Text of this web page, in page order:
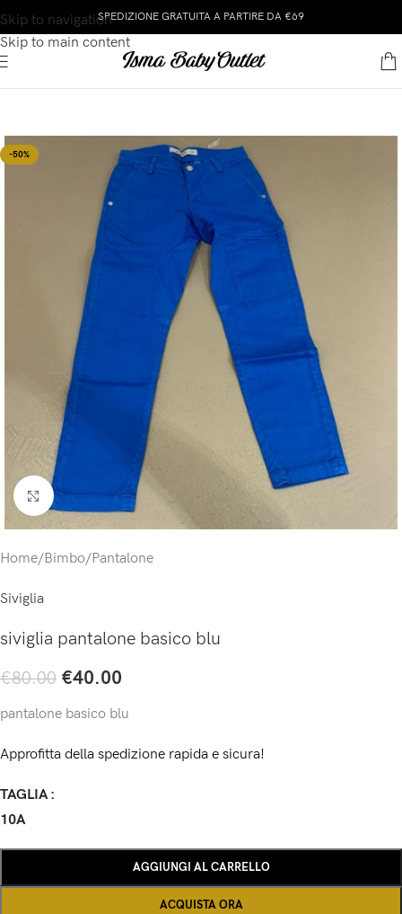
Skip to navigation
Skip to main content
SPEDIZIONE GRATUITA A PARTIRE DA €69
-50%
Click to enlarge
Home/Bimbo/Pantalone
Siviglia
siviglia pantalone basico blu
€80.00 €40.00
pantalone basico blu
Approfitta della spedizione rapida e sicura!
TAGLIA
10A
AGGIUNGI AL CARRELLO
ACQUISTA ORA